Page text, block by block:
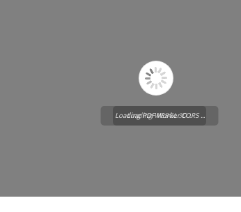
Loading WEBGL 3D ...
Loading PDF Worker CORS ...